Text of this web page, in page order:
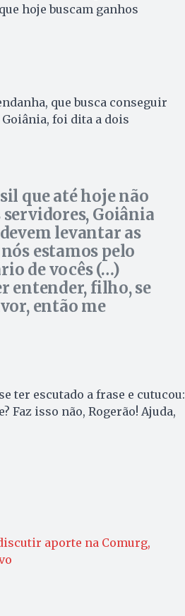
hoje buscam ganhos
que busca conseguir
foi dita a dois
que até hoje não
Goiânia
levantar as
estamos pelo
de vocês (…)
entender, filho, se
então me
ter escutado a frase e cutucou:
Faz isso não, Rogerão! Ajuda,
aporte na Comurg,